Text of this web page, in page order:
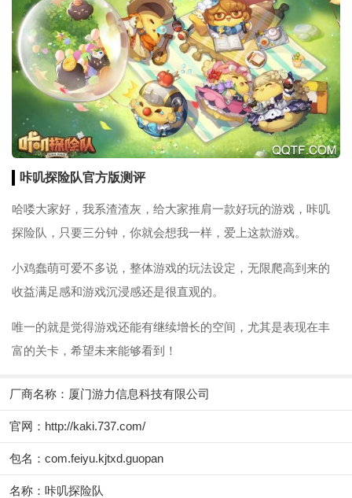
咔叽探险队官方版测评
哈喽大家好，我系渣渣灰，给大家推肩一款好玩的游戏，咔叽
探险队，只要三分钟，你就会想我一样，爱上这款游戏。
小鸡蠢萌可爱不多说，整体游戏的玩法设定，无限爬高到来的
收益满足感和游戏沉浸感还是很直观的。
唯一的就是觉得游戏还能有继续增长的空间，尤其是表现在丰
富的关卡，希望未来能够看到！
厂商名称： 厦门游力信息科技有限公司
官网： http://kaki.737.com/
包名：com.feiyu.kjtxd.guopan
名称：咔叽探险队